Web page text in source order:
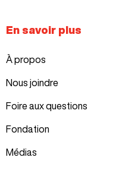
En savoir plus
À propos
Nous joindre
Foire aux questions
Fondation
Médias